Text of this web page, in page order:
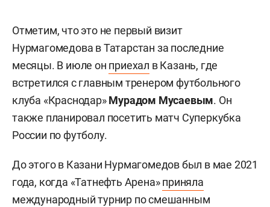
Отметим, что это не первый визит
Нурмагомедова в Татарстан за последние
месяцы. В июле он приехал в Казань, где
встретился с главным тренером футбольного
клуба «Краснодар»Мурадом Мусаевым. Он
также планировал посетить матч Суперкубка
России по футболу.
До этого в Казани Нурмагомедов был в мае 2021
года, когда «Татнефть Арена»приняла
международный турнир по смешанным